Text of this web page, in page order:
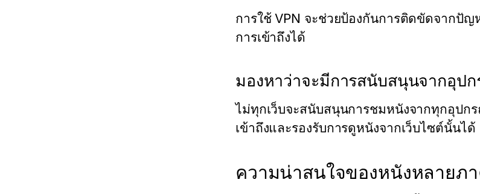
การใช้ VPN จะช่วยป้องกันการติดขัดจากปั
การเข้าถึงได้
มองหาว่าจะมีการสนับสนุนจากอุป
ไม่ทุกเว็บจะสนับสนุนการชมหนังจากทุกอุป
เข้าถึงและรองรับการดูหนังจากเว็บไซต์นั้นได้
ความน่าสนใจของหนังหลายภ